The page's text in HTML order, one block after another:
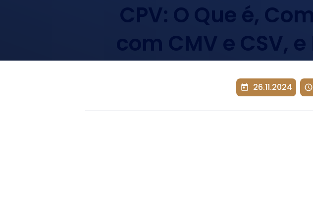
CPV: O Que é,
com CMV e CSV,
today 26.11.2024 schedule